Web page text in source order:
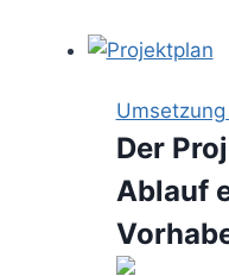
Der
Ablauf